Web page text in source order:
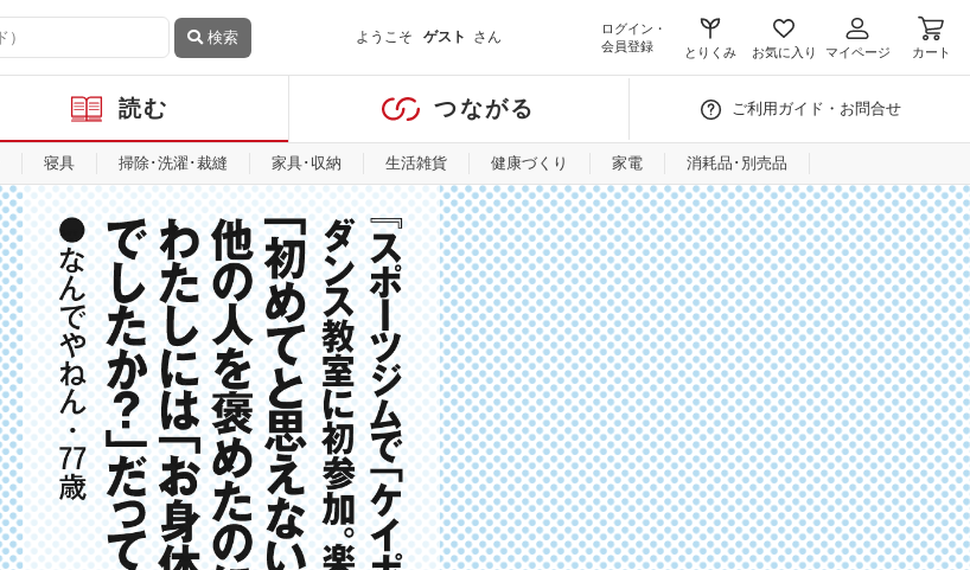
検索 ようこそ ゲスト さん
ログイン・
会員登録
とりくみ お気に入り マイページ カート
読む つながる ご利用ガイド・お問合せ
寝具 掃除･洗濯･裁縫 家具･収納 生活雑貨 健康づくり 家電 消耗品･別売品